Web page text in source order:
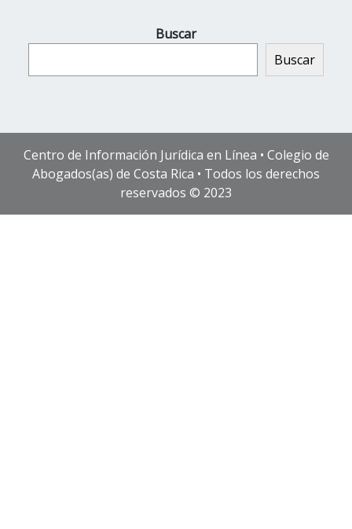
Buscar
Buscar
Centro de Información Jurídica en Línea • Colegio de
Abogados(as) de Costa Rica • Todos los derechos
reservados © 2023